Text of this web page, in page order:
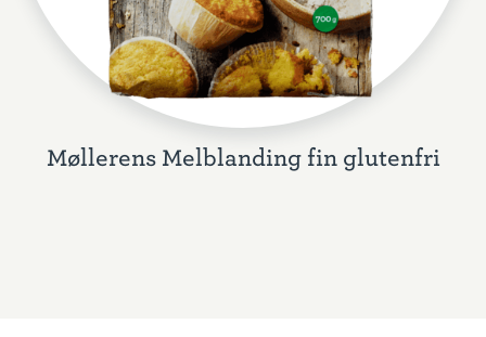
Møllerens Melblanding fin glutenfri